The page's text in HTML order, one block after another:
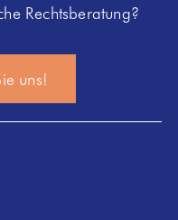
Rechtsberatung?
uns!